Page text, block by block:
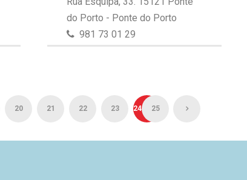
do Porto - Ponte do Porto
981 73 01 29
20 21 22 23 24 25